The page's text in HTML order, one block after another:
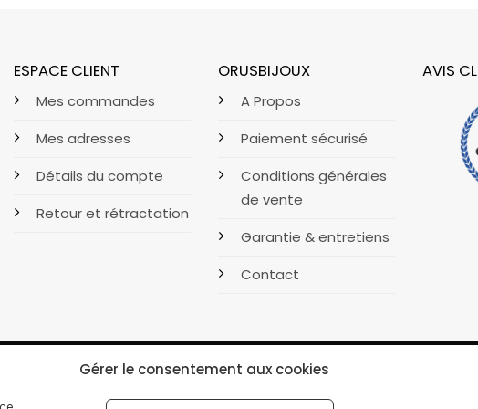
Gérer le consentement aux cookies
ESPACE CLIENT
Mes commandes
Mes adresses
Détails du compte
Retour et rétractation
ORUSBIJOUX
A Propos
Paiement sécurisé
Conditions générales
de vente
Garantie & entretiens
Contact
AVIS